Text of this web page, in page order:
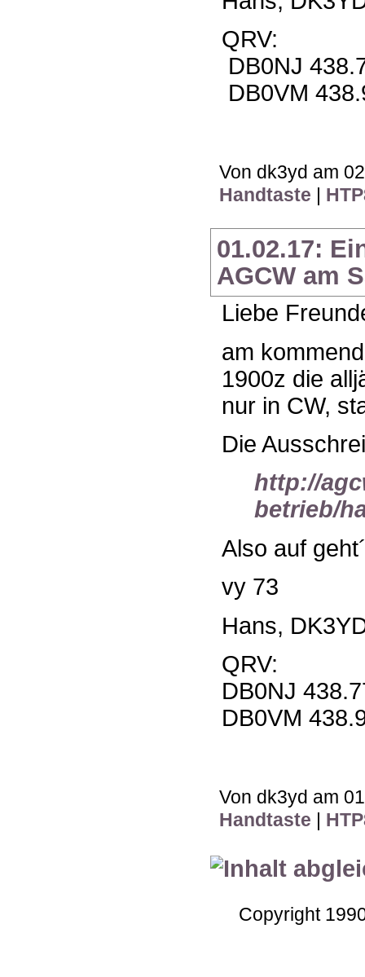
QRV:
DB0NJ
DB0VM
Von dk3yd am
Handtaste
01.02.17:
AGCW am
Liebe
am
1900z die
nur in CW,
Die
http://
betrieb/
Also auf
vy 73
Hans,
QRV:
DB0NJ
DB0VM
Von dk3yd am
Handtaste |
Copyright